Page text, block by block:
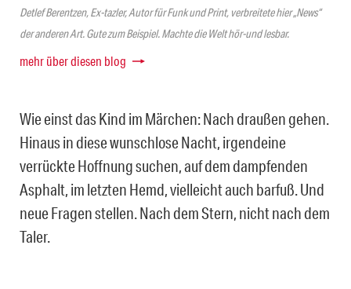
Detlef Berentzen, Ex-tazler, Autor für Funk und Print, verbreitete hier „News“
der anderen Art. Gute zum Beispiel. Machte die Welt hör-und lesbar.
mehr über diesen blog
Wie einst das Kind im Märchen: Nach draußen gehen.
Hinaus in diese wunschlose Nacht, irgendeine
verrückte Hoffnung suchen, auf dem dampfenden
Asphalt, im letzten Hemd, vielleicht auch barfuß. Und
neue Fragen stellen. Nach dem Stern, nicht nach dem
Taler.